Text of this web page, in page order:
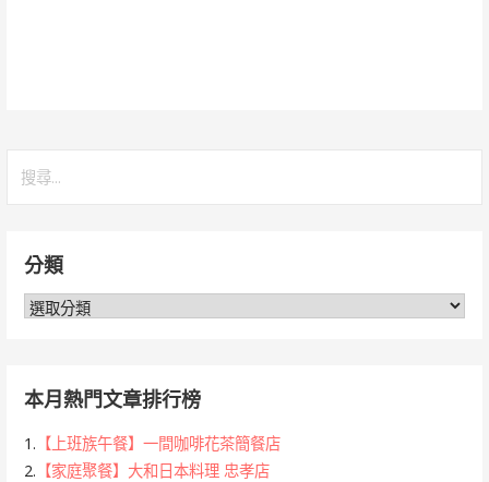
字:分類
分
本月熱門文章排行榜
1. 【上班族午餐】一間咖啡花茶簡餐店
2. 【家庭聚餐】大和日本料理 忠孝店